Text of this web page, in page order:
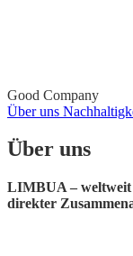
Good Company
Über uns
Über uns
LIMBUA – weltweit
direkter